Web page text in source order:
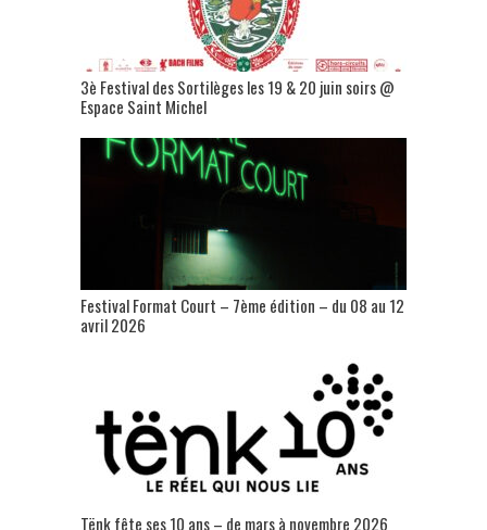
3è Festival des Sortilèges les 19 & 20 juin soirs @
Espace Saint Michel
Festival Format Court – 7ème édition – du 08 au 12
avril 2026
Tënk fête ses 10 ans – de mars à novembre 2026